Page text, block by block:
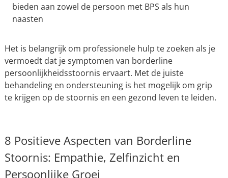
bieden aan zowel de persoon met BPS als hun
naasten
Het is belangrijk om professionele hulp te zoeken als je
vermoedt dat je symptomen van borderline
persoonlijkheidsstoornis ervaart. Met de juiste
behandeling en ondersteuning is het mogelijk om grip
te krijgen op de stoornis en een gezond leven te leiden.
8 Positieve Aspecten van Borderline
Stoornis: Empathie, Zelfinzicht en
Persoonlijke Groei